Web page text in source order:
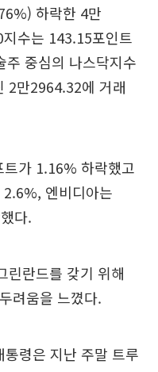
하락한 4만
수는 143.15포인트
중심의 나스닥지수
2만2964.32에 거래
가 1.16% 하락했고
엔비디아는
다.
린란드를 갖기 위해
려움을 느꼈다.
령은 지난 주말 트루